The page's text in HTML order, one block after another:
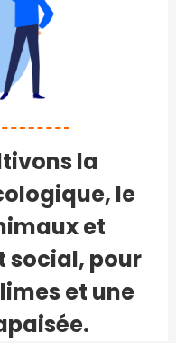
la
le
et
social, pour
et une